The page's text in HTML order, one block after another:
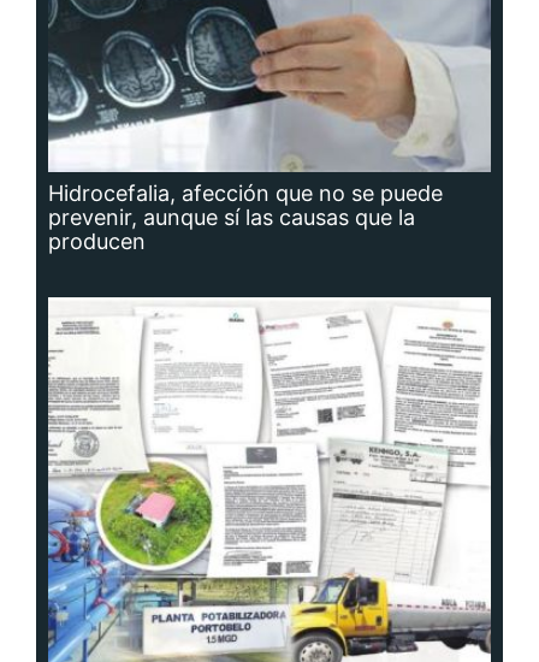
Hidrocefalia, afección que no se puede
prevenir, aunque sí las causas que la
producen